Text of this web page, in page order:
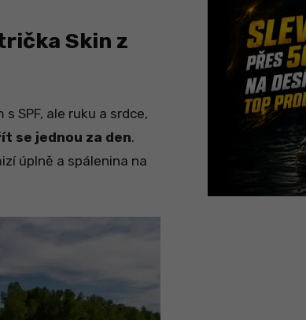
Skin z
SPF, ale ruku a srdce,
se jednou za den.
úplně a spálenina na